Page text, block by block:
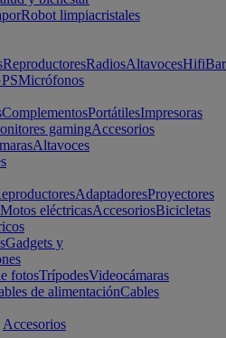
Robot limpiacristales
ReproductoresRadiosAltavocesHifi
Micrófonos
ComplementosPortátilesImpresoras
gamingAccesorios
Altavoces
AdaptadoresProyectores
Motos eléctricasAccesoriosBicicletas
Gadgets y
fotosTrípodesVideocámaras
de alimentaciónCables
Accesorios